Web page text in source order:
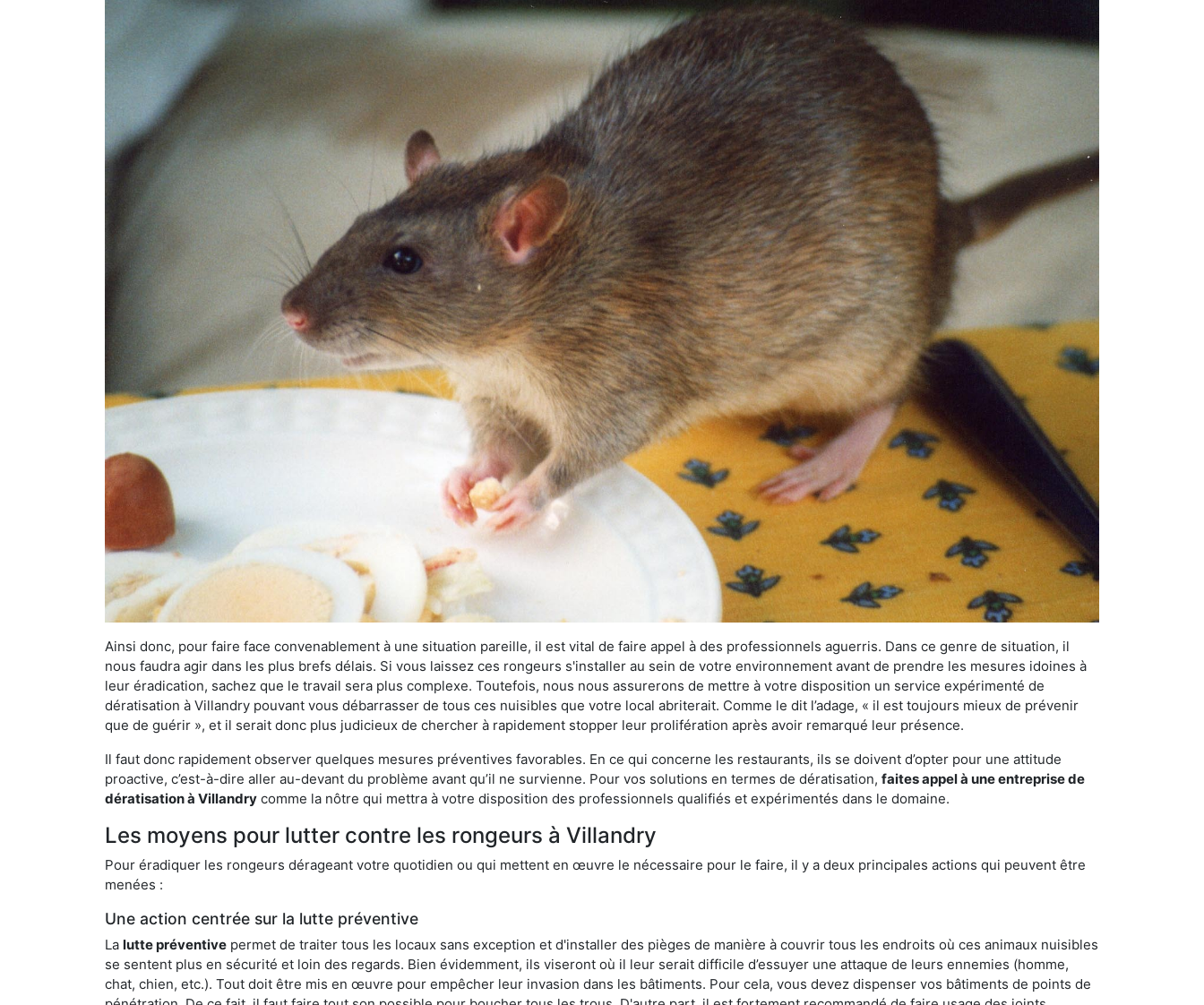
Ainsi donc, pour faire face convenablement à une situation pareille, il est vital de faire appel à des professionnels aguerris. Dans ce genre de situation, il
nous faudra agir dans les plus brefs délais. Si vous laissez ces rongeurs s'installer au sein de votre environnement avant de prendre les mesures idoines à
leur éradication, sachez que le travail sera plus complexe. Toutefois, nous nous assurerons de mettre à votre disposition un service expérimenté de
dératisation à Villandry pouvant vous débarrasser de tous ces nuisibles que votre local abriterait. Comme le dit l’adage, « il est toujours mieux de prévenir
que de guérir », et il serait donc plus judicieux de chercher à rapidement stopper leur prolifération après avoir remarqué leur présence.
Il faut donc rapidement observer quelques mesures préventives favorables. En ce qui concerne les restaurants, ils se doivent d’opter pour une attitude
proactive, c’est-à-dire aller au-devant du problème avant qu’il ne survienne. Pour vos solutions en termes de dératisation, faites appel à une entreprise de
dératisation à Villandry comme la nôtre qui mettra à votre disposition des professionnels qualifiés et expérimentés dans le domaine.
Les moyens pour lutter contre les rongeurs à Villandry
Pour éradiquer les rongeurs dérageant votre quotidien ou qui mettent en œuvre le nécessaire pour le faire, il y a deux principales actions qui peuvent être
menées :
Une action centrée sur la lutte préventive
La lutte préventive permet de traiter tous les locaux sans exception et d'installer des pièges de manière à couvrir tous les endroits où ces animaux nuisibles
se sentent plus en sécurité et loin des regards. Bien évidemment, ils viseront où il leur serait difficile d’essuyer une attaque de leurs ennemies (homme,
chat, chien, etc.). Tout doit être mis en œuvre pour empêcher leur invasion dans les bâtiments. Pour cela, vous devez dispenser vos bâtiments de points de